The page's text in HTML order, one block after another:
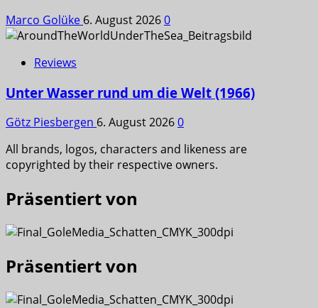
Marco Golüke 6. August 20260
Reviews
Unter Wasser rund um die Welt (1966)
Götz Piesbergen 6. August 20260
All brands, logos, characters and likeness are
copyrighted by their respective owners.
Präsentiert von
Präsentiert von